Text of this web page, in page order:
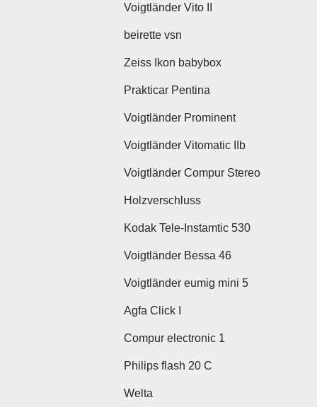
Voigtländer Vito II
beirette vsn
Zeiss Ikon babybox
Prakticar Pentina
Voigtländer Prominent
Voigtländer Vitomatic IIb
Voigtländer Compur Stereo
Holzverschluss
Kodak Tele-Instamtic 530
Voigtländer Bessa 46
Voigtländer eumig mini 5
Agfa Click I
Compur electronic 1
Philips flash 20 C
Welta